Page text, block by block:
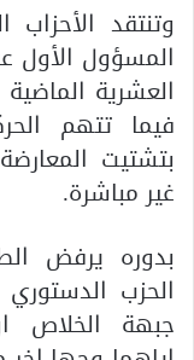
وتنتقد
المسؤول الأول
العشرية
فيما تتهم
بتشتيت
غير مباشرة.
بدوره يرفض
الحزب
جبهة الخلاص